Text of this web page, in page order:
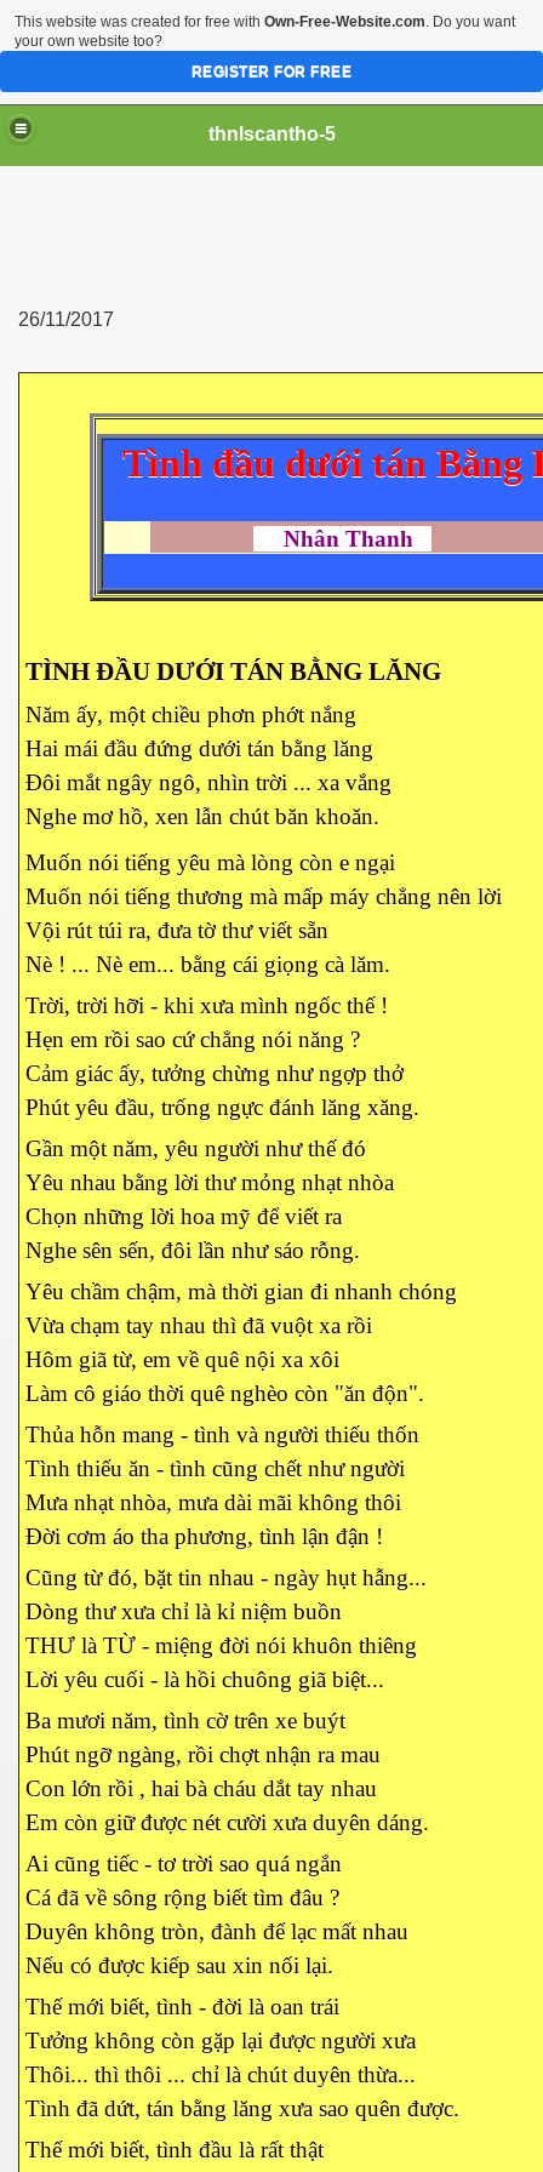
thnlscantho-5
26/11/2017
Tình đầu dưới tán Bằng
Nhân Thanh
TÌNH ĐẦU DƯỚI TÁN BẰNG LĂNG
Năm ấy, một chiều phơn phớt nắng
Hai mái đầu đứng dưới tán bằng lăng
Đôi mắt ngây ngô, nhìn trời ... xa vắng
Nghe mơ hồ, xen lẫn chút băn khoăn.
Muốn nói tiếng yêu mà lòng còn e ngại
Muốn nói tiếng thương mà mấp máy chẳng nên lời
Vội rút túi ra, đưa tờ thư viết sẵn
Nè ! ... Nè em... bằng cái giọng cà lăm.
Trời, trời hỡi - khi xưa mình ngốc thế !
Hẹn em rồi sao cứ chẳng nói năng ?
Cảm giác ấy, tưởng chừng như ngợp thở
Phút yêu đầu, trống ngực đánh lăng xăng.
Gần một năm, yêu người như thế đó
Yêu nhau bằng lời thư mỏng nhạt nhòa
Chọn những lời hoa mỹ để viết ra
Nghe sên sến, đôi lần như sáo rỗng.
Yêu chầm chậm, mà thời gian đi nhanh chóng
Vừa chạm tay nhau thì đã vuột xa rồi
Hôm giã từ, em về quê nội xa xôi
Làm cô giáo thời quê nghèo còn "ăn độn".
Thủa hỗn mang - tình và người thiếu thốn
Tình thiếu ăn - tình cũng chết như người
Mưa nhạt nhòa, mưa dài mãi không thôi
Đời cơm áo tha phương, tình lận đận !
Cũng từ đó, bặt tin nhau - ngày hụt hẫng...
Dòng thư xưa chỉ là kỉ niệm buồn
THƯ là TỪ - miệng đời nói khuôn thiêng
Lời yêu cuối - là hồi chuông giã biệt...
Ba mươi năm, tình cờ trên xe buýt
Phút ngỡ ngàng, rồi chợt nhận ra mau
Con lớn rồi , hai bà cháu dắt tay nhau
Em còn giữ được nét cười xưa duyên dáng.
Ai cũng tiếc - tơ trời sao quá ngắn
Cá đã về sông rộng biết tìm đâu ?
Duyên không tròn, đành để lạc mất nhau
Nếu có được kiếp sau xin nối lại.
Thế mới biết, tình - đời là oan trái
Tưởng không còn gặp lại được người xưa
Thôi... thì thôi ... chỉ là chút duyên thừa...
Tình đã dứt, tán bằng lăng xưa sao quên được.
Thế mới biết, tình đầu là rất thật
This website was created for free with Own-Free-Website.com. Do you want
your own website too?
REGISTER FOR FREE